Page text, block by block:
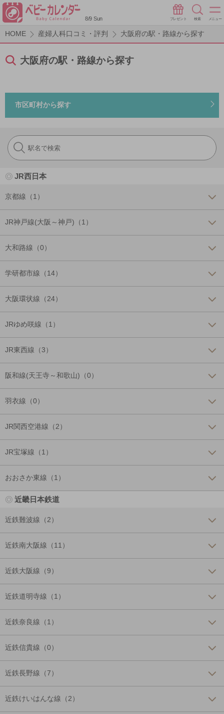
8/9 Sun プレゼント 検索 メニュー
HOME 産婦人科口コミ・評判 大阪府の駅・路線から探す
大阪府の駅・路線から探す
市区町村から探す
JR西日本
京都線（1）
JR神戸線(大阪～神戸)（1）
大和路線（0）
学研都市線（14）
大阪環状線（24）
JRゆめ咲線（1）
JR東西線（3）
阪和線(天王寺～和歌山)（0）
羽衣線（0）
JR関西空港線（2）
JR宝塚線（1）
おおさか東線（1）
近畿日本鉄道
近鉄難波線（2）
近鉄南大阪線（11）
近鉄大阪線（9）
近鉄道明寺線（1）
近鉄奈良線（1）
近鉄信貴線（0）
近鉄長野線（7）
近鉄けいはんな線（2）